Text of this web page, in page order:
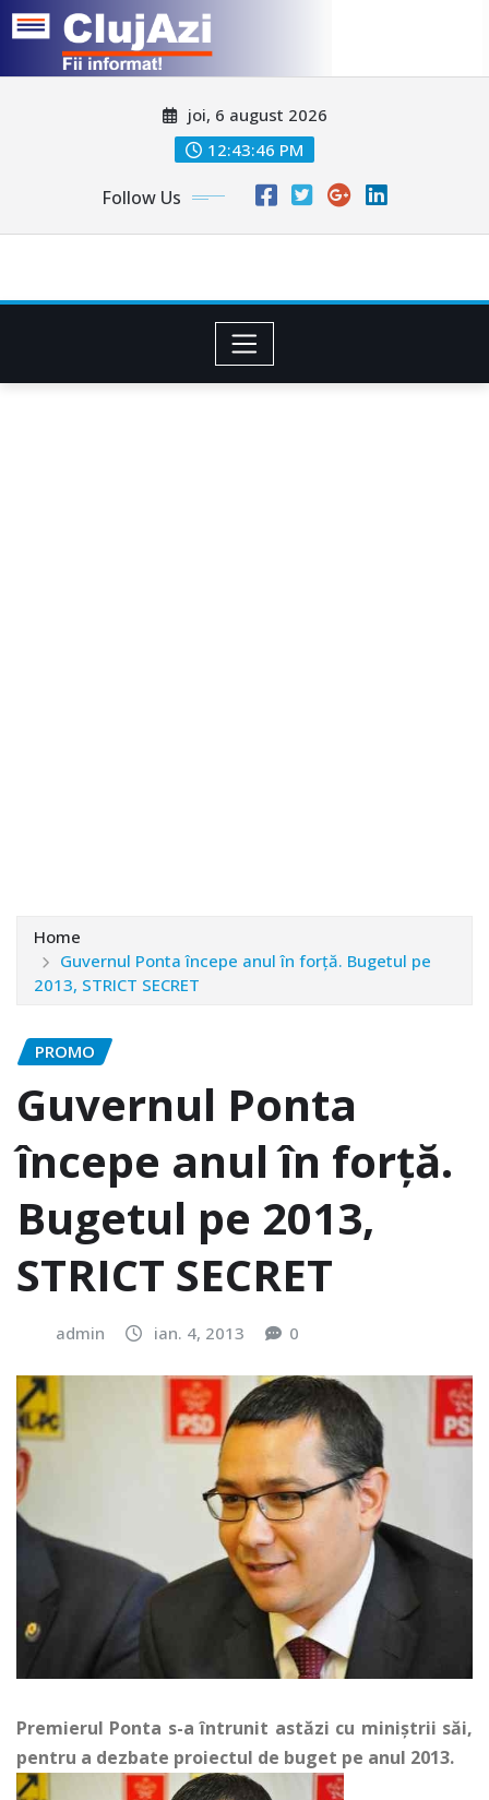
joi, 6 august 2026
12:43:49 PM
Follow Us
Home
Guvernul Ponta începe anul în forță. Bugetul pe
2013, STRICT SECRET
PROMO
Guvernul Ponta
începe anul în forță.
Bugetul pe 2013,
STRICT SECRET
admin ian. 4, 2013 0
Premierul Ponta s-a întrunit astăzi cu miniștrii săi,
pentru a dezbate proiectul de buget pe anul 2013.